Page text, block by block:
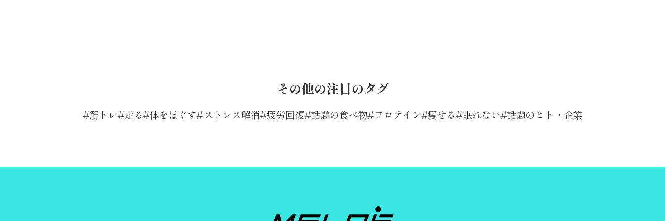
その他の注目のタグ
筋トレ 走る 体をほぐす ストレス解消 疲労回復 話題の食べ物 プロテイン 痩せる 眠れない 話題のヒト・企業